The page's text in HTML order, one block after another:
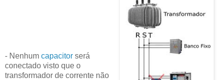
- Nenhum capacitor será
conectado visto que o
transformador de corrente não